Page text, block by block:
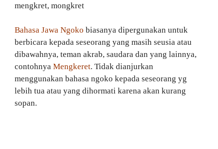
mengkret, mongkret
Bahasa Jawa Ngoko biasanya dipergunakan untuk
berbicara kepada seseorang yang masih seusia atau
dibawahnya, teman akrab, saudara dan yang lainnya,
contohnya Mengkeret. Tidak dianjurkan
menggunakan bahasa ngoko kepada seseorang yg
lebih tua atau yang dihormati karena akan kurang
sopan.